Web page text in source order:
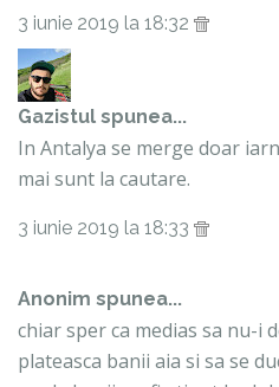
3 iunie 2019 la 18:32
Gazistul spunea...
In Antalya se merge doar
mai sunt la cautare.
3 iunie 2019 la 18:33
Anonim spunea...
chiar sper ca medias sa nu-i
plateasca banii aia si sa se